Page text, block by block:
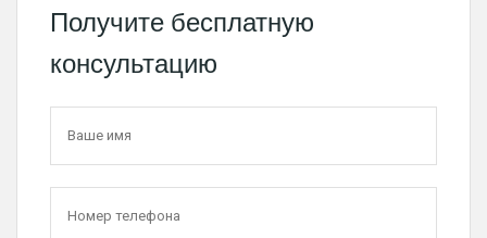
Получите бесплатную
консультацию